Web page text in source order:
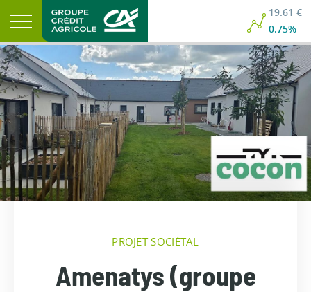
19.61 €
0.75%
PROJET SOCIÉTAL
Amenatys (groupe